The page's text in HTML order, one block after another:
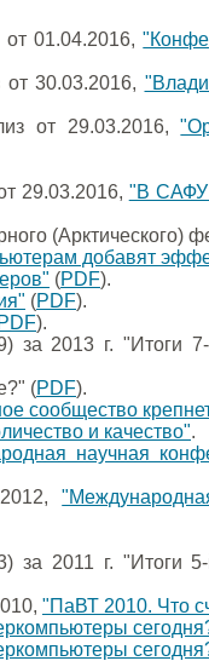
от 01.04.2016,
от 30.03.2016,
от 29.03.2016,
29.03.2016, "В САФУ
(Арктического)
добавят
(PDF).
(PDF).
PDF).
за 2013 г. "Итоги
(PDF).
сообщество
и качество".
научная
за 2011 г. "Итоги
"ПаВТ 2010. Что